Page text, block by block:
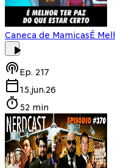
Caneca de MamicasÉ
Ep. 217
15.jun.26
52 min